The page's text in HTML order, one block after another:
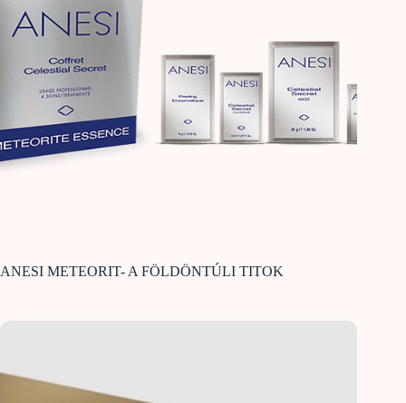
ANESI METEORIT- A FÖLDÖNTÚLI TITOK